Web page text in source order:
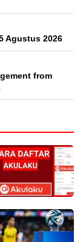
Agustus 2026
from